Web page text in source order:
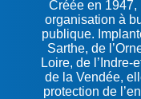
Créée en 1947,
organisation à
publique.
Sarthe, de
Loire, de
de la Vendée,
protection de